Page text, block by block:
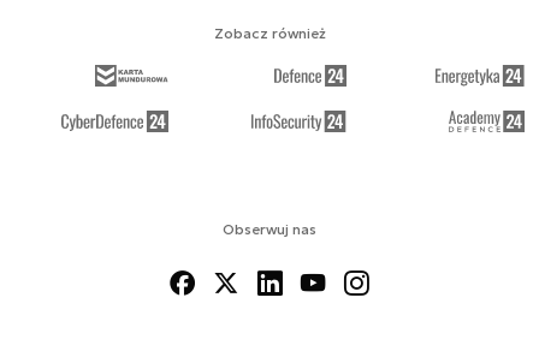
Obserwuj nas
Zobacz również